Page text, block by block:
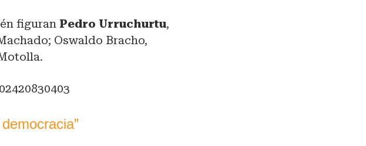
figuran Pedro Urruchurtu,
Oswaldo Bracho,